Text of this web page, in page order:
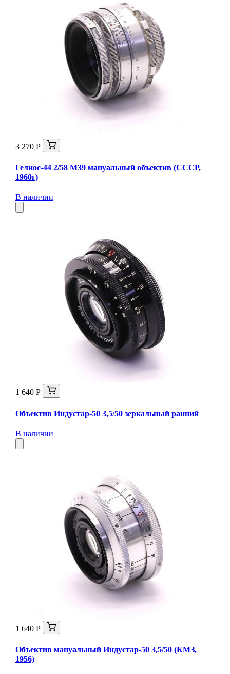
3 270 Р
Гелиос-44 2/58 М39 мануальный объектив (СССР,
1960г)
В наличии
1 640 Р
Объектив Индустар-50 3,5/50 зеркальный ранний
В наличии
1 640 Р
Объектив мануальный Индустар-50 3,5/50 (КМЗ,
1956)